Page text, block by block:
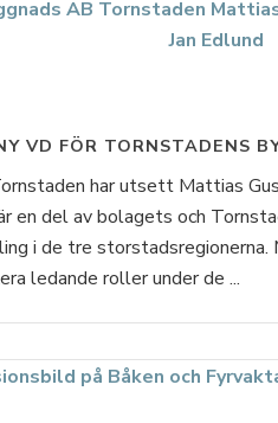
VD FÖR TORNSTADENS
har utsett Mattias
en del av bolagets och
i de tre storstadsregionerna.
ledande roller under de ...